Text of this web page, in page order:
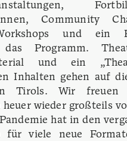
Community
und ein
Programm.
und ein
Inhalten gehen auf
Tirols. Wir freuen
heuer wieder großteils
hat in den
für viele neue